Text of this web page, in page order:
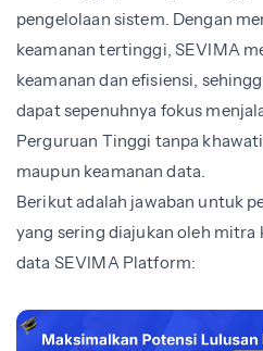
pengelolaan sistem. Dengan
keamanan tertinggi, SEVIMA
keamanan dan efisiensi,
dapat sepenuhnya fokus
Perguruan Tinggi tanpa
maupun keamanan data.
Berikut adalah jawaban untuk
yang sering diajukan oleh mitra
data SEVIMA Platform: